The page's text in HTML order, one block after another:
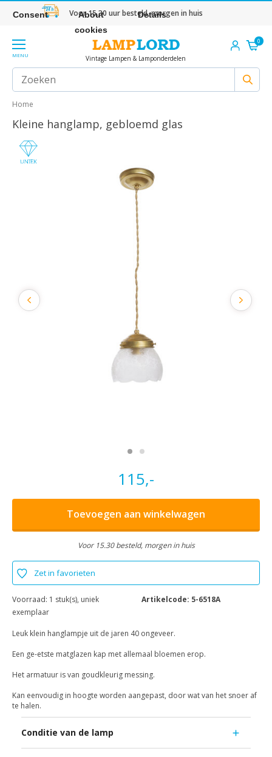
Voor 15.30 uur besteld, morgen in huis
MENU Vintage Lampen & Lamponderdelen
0
Home
Kleine hanglamp, gebloemd glas
115,-
Toevoegen aan winkelwagen
Voor 15.30 besteld, morgen in huis
Zet in favorieten
Voorraad: 1 stuk(s), uniek
exemplaar
Artikelcode: 5-6518A
Leuk klein hanglampje uit de jaren 40 ongeveer.
Een ge-etste matglazen kap met allemaal bloemen erop.
Het armatuur is van goudkleurig messing.
Kan eenvoudig in hoogte worden aangepast, door wat van het snoer af
te halen.
Conditie van de lamp
Consent
About
cookies
Details